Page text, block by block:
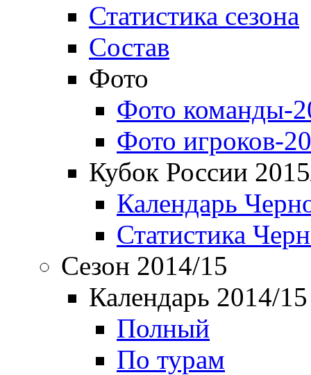
Статистика сезона
Состав
Фото
Фото команды-
Фото игроков-
Кубок России
Календарь
Статистика
Сезон 2014/15
Календарь 2014/15
Полный
По турам